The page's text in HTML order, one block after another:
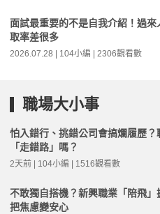
面試最重要的不是自我介紹！過
取率差很多
2026.07.28 | 104小編 | 2306觀看數
職場大小事
怕入錯行、挑錯公司會搞爛履歷？
「走錯路」嗎？
2天前 | 104小編 | 1516觀看數
不敢獨自搭機？新興職業「陪飛」
把焦慮變安心